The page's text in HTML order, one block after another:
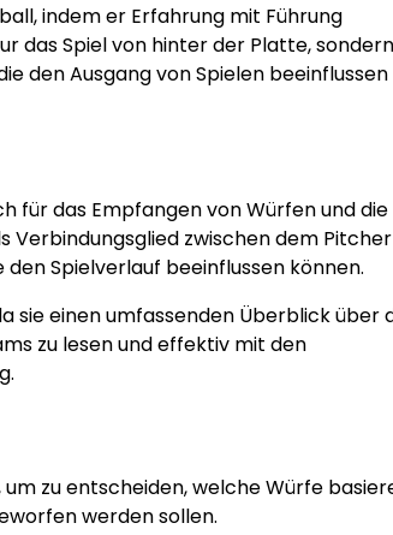
indem er Erfahrung mit Führung
das Spiel von hinter der Platte, sondern
den Ausgang von Spielen beeinflussen
für das Empfangen von Würfen und die
Verbindungsglied zwischen dem Pitcher
Spielverlauf beeinflussen können.
sie einen umfassenden Überblick über
zu lesen und effektiv mit den
zu entscheiden, welche Würfe
werden sollen.